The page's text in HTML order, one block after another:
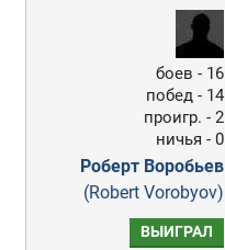
боев - 16
побед - 14
проигр. - 2
ничья - 0
Роберт Воробьев
(Robert Vorobyov)
ВЫИГРАЛ